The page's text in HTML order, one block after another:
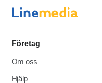
Företag
Om oss
Hjälp